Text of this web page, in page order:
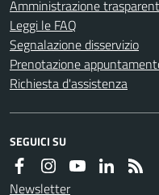
Amministrazione
Leggi le FAQ
Segnalazione disservizio
Prenotazione
Richiesta d'assistenza
SEGUICI SU
Newsletter